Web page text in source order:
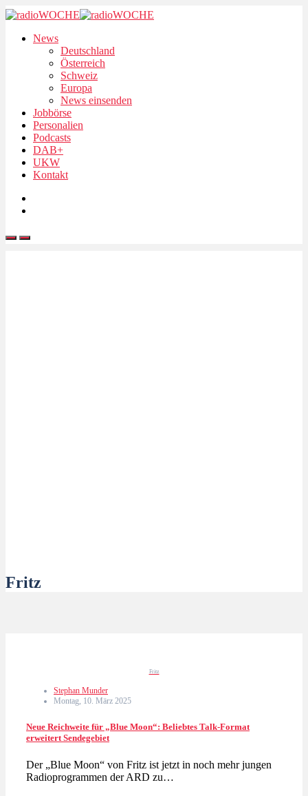
News
Deutschland
Österreich
Schweiz
Europa
News einsenden
Jobbörse
Personalien
Podcasts
DAB+
UKW
Kontakt
Fritz
Fritz
Stephan Munder
Montag, 10. März 2025
Neue Reichweite für „Blue Moon“: Beliebtes Talk-Format
erweitert Sendegebiet
Der „Blue Moon“ von Fritz ist jetzt in noch mehr jungen
Radioprogrammen der ARD zu…